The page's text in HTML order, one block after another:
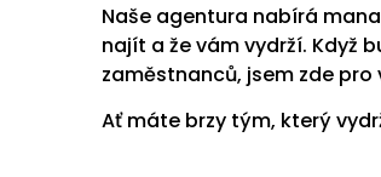
Naše agentura nabírá
najít a že vám vydrží. Když
zaměstnanců, jsem zde pro
Ať máte brzy tým, který